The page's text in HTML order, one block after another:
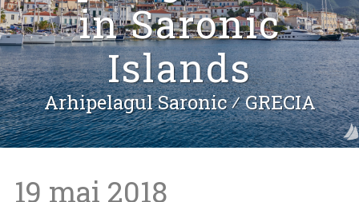
in Saronic
Islands
Arhipelagul Saronic ⁄GRECIA
19 mai 2018